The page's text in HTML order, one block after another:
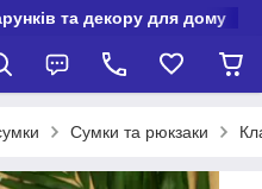
та декору для дому
Сумки та рюкзаки